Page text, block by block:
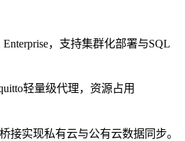
，支持集群化部署与SQL
轻量级代理，资源占用
接实现私有云与公有云数据同步。